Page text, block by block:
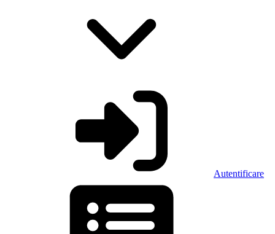
Autentificare